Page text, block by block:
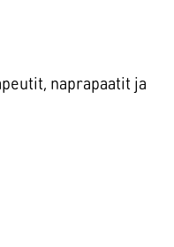
naprapaatit ja